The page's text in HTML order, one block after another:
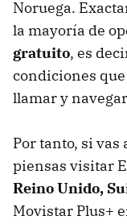
Noruega.
la mayoría de
gratuito, es
condiciones
llamar y
Por tanto, si vas
piensas visitar
Reino Unido,
Movistar Plus+